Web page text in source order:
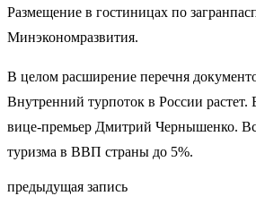
Размещение в гостиницах по
Минэкономразвития.
В целом расширение перечня
Внутренний турпоток в России
вице-премьер Дмитрий Чернышенко.
туризма в ВВП страны до 5%.
предыдущая запись